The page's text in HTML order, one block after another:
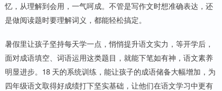
忆，从理解到会用，一气呵成。不管是写作文时想准确表达，还
是做阅读题时要理解词义，都能轻松搞定。
暑假里让孩子坚持每天学一点，悄悄提升语文实力，等开学后，
面对成语填空、词语运用这类题目，就能下笔如有神，语文素养
明显进步。18 天的系统训练，能让孩子的成语储备大幅增加，为
四年级语文取得好成绩打下坚实基础，让他们在语文学习中更有